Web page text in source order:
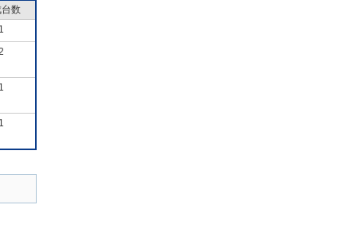
数